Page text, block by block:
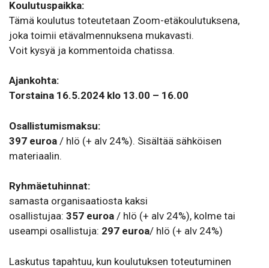
Koulutuspaikka:
Tämä koulutus toteutetaan Zoom-etäkoulutuksena,
joka toimii etävalmennuksena mukavasti.
Voit kysyä ja kommentoida chatissa.
Ajankohta:
Torstaina 16.5.2024 klo 13.00 – 16.00
Osallistumismaksu:
397 euroa / hlö (+ alv 24%). Sisältää sähköisen
materiaalin.
Ryhmäetuhinnat:
samasta organisaatiosta kaksi
osallistujaa: 357 euroa / hlö (+ alv 24%), kolme tai
useampi osallistuja: 297 euroa/ hlö (+ alv 24%)
Laskutus tapahtuu, kun koulutuksen toteutuminen